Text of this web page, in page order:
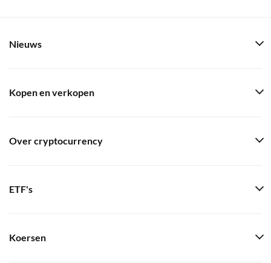
Nieuws
Kopen en verkopen
Over cryptocurrency
ETF's
Koersen